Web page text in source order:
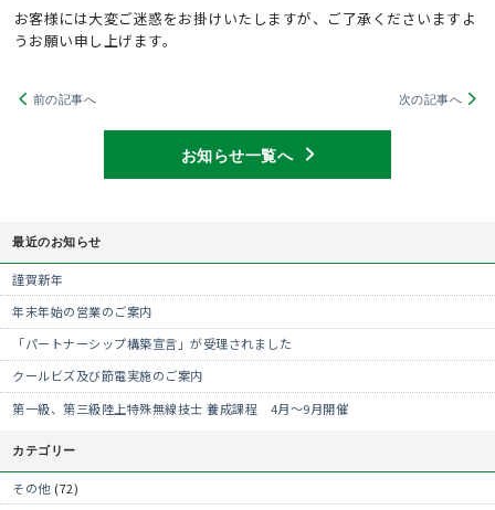
お客様には大変ご迷惑をお掛けいたしますが、ご了承くださいますよ
うお願い申し上げます。
前の記事へ 次の記事へ
お知らせ一覧へ
最近のお知らせ
謹賀新年
年末年始の営業のご案内
「パートナーシップ構築宣言」が受理されました
クールビズ及び節電実施のご案内
第一級、第三級陸上特殊無線技士 養成課程 4月～9月開催
カテゴリー
その他 (72)